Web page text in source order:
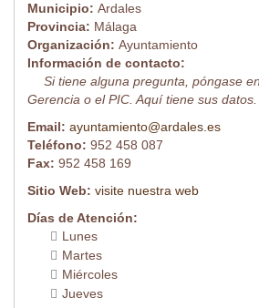
Municipio: Ardales
Provincia: Málaga
Organización: Ayuntamiento
Información de contacto:
Si tiene alguna pregunta, póngase
Gerencia o el PIC. Aquí tiene sus datos.
Email: ayuntamiento@ardales.es
Teléfono: 952 458 087
Fax: 952 458 169
Sitio Web: visite nuestra web
Días de Atención:
Lunes
Martes
Miércoles
Jueves